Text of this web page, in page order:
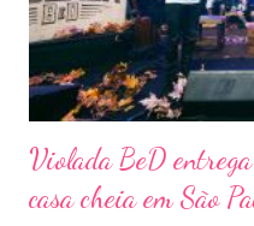
Violada BeD
casa cheia em São